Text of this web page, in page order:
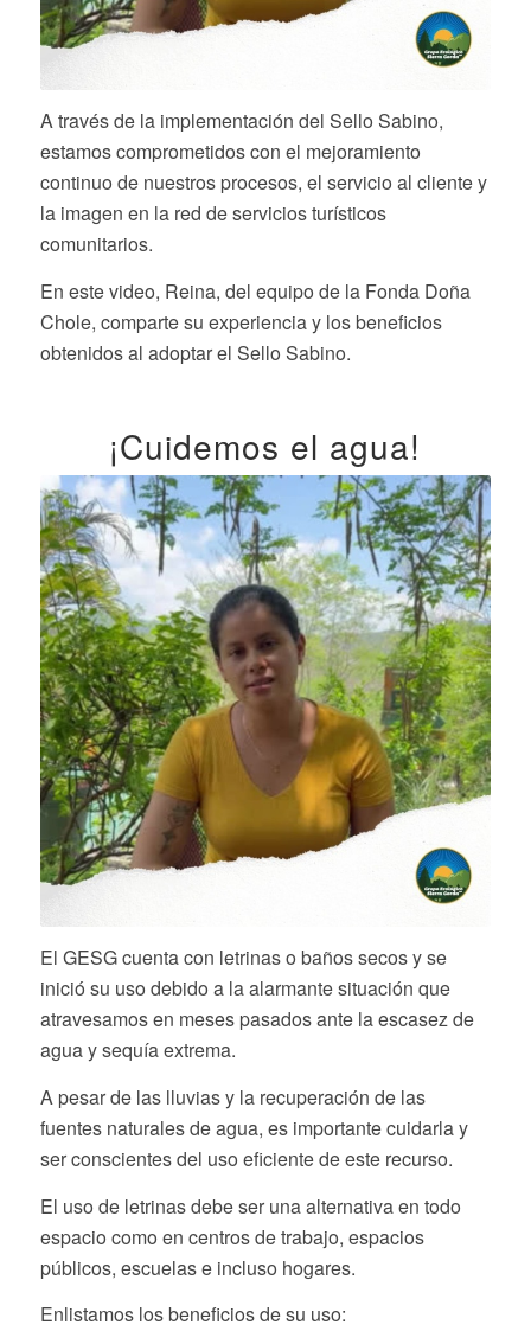
A través de la implementación del Sello Sabino,
estamos comprometidos con el mejoramiento
continuo de nuestros procesos, el servicio al cliente y
la imagen en la red de servicios turísticos
comunitarios.
En este video, Reina, del equipo de la Fonda Doña
Chole, comparte su experiencia y los beneficios
obtenidos al adoptar el Sello Sabino.
¡Cuidemos el agua!
El GESG cuenta con letrinas o baños secos y se
inició su uso debido a la alarmante situación que
atravesamos en meses pasados ante la escasez de
agua y sequía extrema.
A pesar de las lluvias y la recuperación de las
fuentes naturales de agua, es importante cuidarla y
ser conscientes del uso eficiente de este recurso.
El uso de letrinas debe ser una alternativa en todo
espacio como en centros de trabajo, espacios
públicos, escuelas e incluso hogares.
Enlistamos los beneficios de su uso: